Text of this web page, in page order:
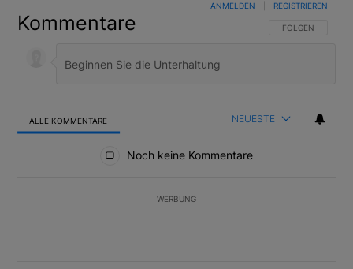
Kommentare FOLGE DIESER
FOLGEN
ANMELDEN REGISTRIEREN
ALLE KOMMENTARE NEUESTE
Noch keine Kommentare
WERBUNG